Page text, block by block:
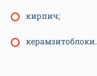
кирпич;
керамзитоблоки.